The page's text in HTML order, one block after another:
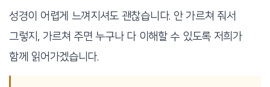
성경이 어렵게 느껴지셔도 괜찮습니다. 안 가르쳐 줘서
그렇지, 가르쳐 주면 누구나 다 이해할 수 있도록 저희가
함께 읽어가겠습니다.